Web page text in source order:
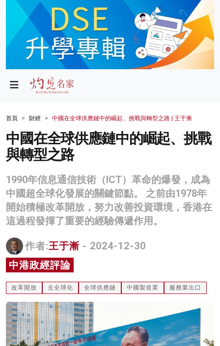
政局
財經
生活
健康
商業
科技
影片
灼見活動
關於我們
首頁 財經 中國在全球供應鏈中的崛起、挑戰與轉型之路 | 王于漸
中國在全球供應鏈中的崛起、挑戰
與轉型之路
1990年信息通信技術（ICT）革命的爆發，成為
中國超全球化發展的關鍵節點。 之前由1978年
開始積極改革開放，努力改善投資環境，香港在
這過程發揮了重要的經驗傳遞作用。
作者:王于漸 - 2024-12-30
中港政經評論
改革開放 去全球化 全球供應鏈 中國製造業 服務業出口